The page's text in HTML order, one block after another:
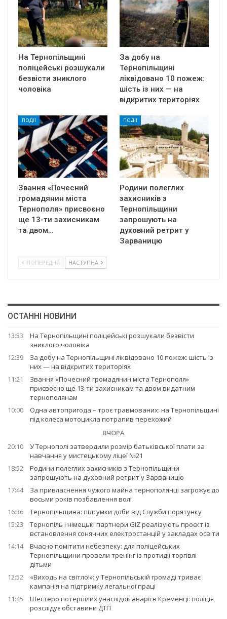
На Тернопільщині
поліцейські розшукали
безвісти зниклого
чоловіка
За добу на
Тернопільщині
ліквідовано 10 пожеж:
шість із них — на
відкритих територіях
ПОДІЇ
Звання «Почесний
громадянин міста
Тернополя» присвоєно
ще 13-ти захисникам
та двом…
ПОДІЇ
Родини полеглих
захисників з
Тернопільщини
запрошують на
духовний ретрит у
Зарваницю
ПОПЕРЕДНЯ НАСТУПНА
ОСТАННІ НОВИНИ
13:53
На Тернопільщині поліцейські розшукали безвісти
зниклого чоловіка
12:39
За добу на Тернопільщині ліквідовано 10 пожеж: шість із
них — на відкритих територіях
11:21
Звання «Почесний громадянин міста Тернополя»
присвоєно ще 13-ти захисникам та двом видатним
тернополянам
10:00
Одна автопригода – троє травмованих: на Тернопільщині
під колеса мотоцикла потрапив перехожий
ВЧОРА
20:10
У Тернополі затвердили розмір батьківської плати за
навчання у мистецькому ліцеї №21
18:52
Родини полеглих захисників з Тернопільщини
запрошують на духовний ретрит у Зарваницю
17:44
За привласнення чужого майна тернополянці загрожує до
восьми років позбавлення волі
16:36
Тернопільщина: підсумки доби від Служби порятунку
15:23
Тернопіль і німецькі партнери GIZ реалізують проєкт із
встановлення сонячних електростанцій у закладах освіти
14:14
Вчасно помітити небезпеку: для поліцейських
Тернопільщини провели тренінг із протидії торгівлі
дітьми
12:52
«Виходь на світло!»: у Тернопільській громаді триває
кампанія на підтримку легальної праці
11:45
Шестеро потерпілих унаслідок аварії в Кременці: поліція
розслідує обставини ДТП